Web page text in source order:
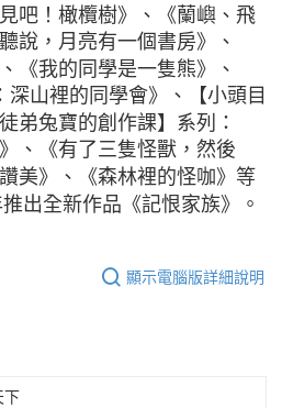
吧！橄欖樹》、《蘭嶼、飛
說，月亮有一個書房》、
《我的同學是一隻熊》、
深山裡的同學會》、【小頭目
弟兔寶的創作課】系列：
、《有了三隻怪獸，然後
美》、《森林裡的怪咖》等
出全新作品《記恨家族》。
顯示電腦版詳細說明
下